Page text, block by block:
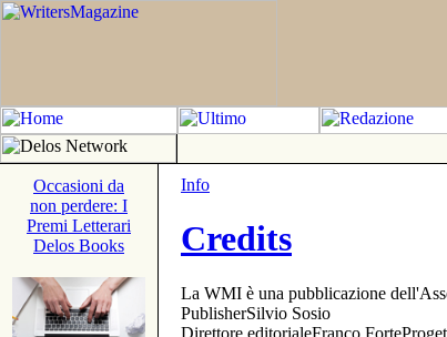
Occasioni da
non perdere: I
Premi Letterari
Delos Books
Info
Credits
La WMI è una pubblicazione
PublisherSilvio Sosio
Direttore editorialeFranco